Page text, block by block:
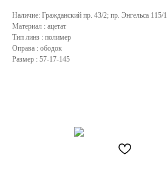
Наличие: Гражданский пр. 43/2; пр. Энгельса 115/1
Материал : ацетат
Тип линз : полимер
Оправа : ободок
Размер : 57-17-145